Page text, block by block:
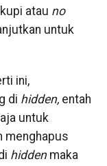
atau no
untuk
ini,
di hidden,entah
untuk
menghapus
hiddenmaka